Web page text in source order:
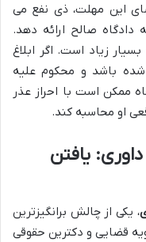
این مهلت، ذی نفع می
دادگاه صالح ارائه دهد.
زیاد است. اگر ابلاغ
باشد و محکوم علیه
ممکن است با احراز عذر
او محاسبه کند.
یافتن
، یکی از چالش برانگیزترین
قضایی و دکترین حقوقی